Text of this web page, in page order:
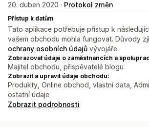
20. duben 2020 · Protokol změn
Přístup k datům
Tato aplikace potřebuje přístup k
vašem obchodu mohla fungovat. Důvody
ochrany osobních údajů vývojáře.
Zobrazovat údaje o zaměstnancích a
Majitel obchodu, přispěvatelé blogu
Zobrazit a upravit údaje obchodu:
Produkty, Online obchod, vlastní data,
ostatní údaje
Zobrazit podrobnosti